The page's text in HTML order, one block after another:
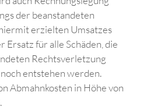
der beanstandeten
erzielten Umsatzes
für alle Schäden, die
Rechtsverletzung
entstehen werden.
Abmahnkosten in Höhe von